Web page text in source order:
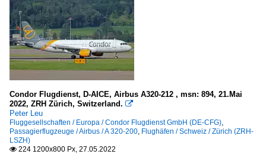
Condor Flugdienst, D-AICE, Airbus A320-212 , msn: 894, 21.Mai
2022, ZRH Zürich, Switzerland. 
Peter Leu
Fluggesellschaften / Europa / Condor Flugdienst GmbH (DE-CFG),
Passagierflugzeuge / Airbus / A 320-200, Flughäfen / Schweiz / Zürich (ZRH-
LSZH)
 224 1200x800 Px, 27.05.2022